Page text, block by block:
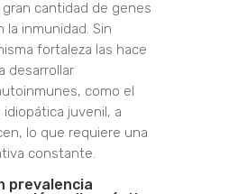
cantidad de genes
la inmunidad. Sin
fortaleza las hace
desarrollar
como el
juvenil, a
lo que requiere una
constante.
prevalencia